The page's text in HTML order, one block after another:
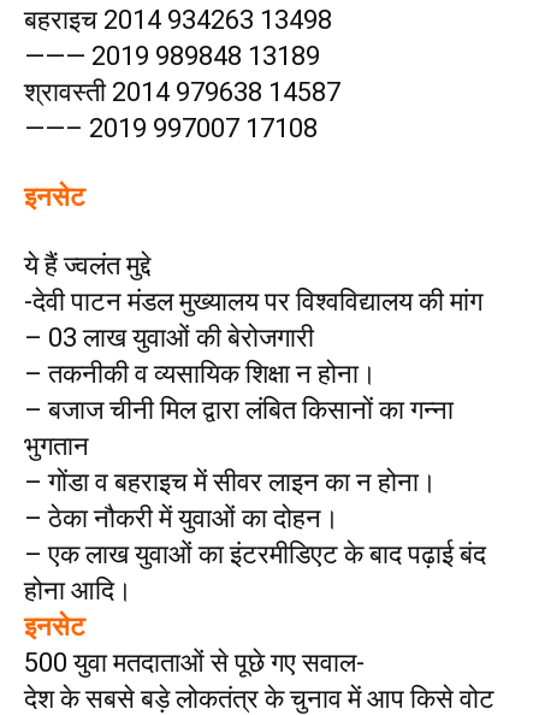
बहराइच 2014 934263 13498
——— 2019 989848 13189
श्रावस्ती 2014 979638 14587
——– 2019 997007 17108
इनसेट
ये हैं ज्वलंत मुद्दे
-देवी पाटन मंडल मुख्यालय पर विश्वविद्यालय की मांग
– 03 लाख युवाओं की बेरोजगारी
– तकनीकी व व्यसायिक शिक्षा न होना।
– बजाज चीनी मिल द्वारा लंबित किसानों का गन्ना
भुगतान
– गोंडा व बहराइच में सीवर लाइन का न होना।
– ठेका नौकरी में युवाओं का दोहन।
– एक लाख युवाओं का इंटरमीडिएट के बाद पढ़ाई बंद
होना आदि।
इनसेट
500 युवा मतदाताओं से पूछे गए सवाल-
देश के सबसे बड़े लोकतंत्र के चुनाव में आप किसे वोट